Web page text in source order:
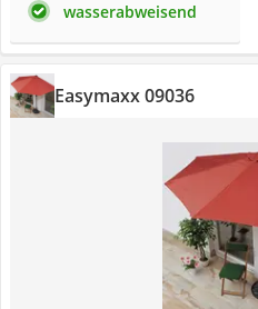
wasserabweisend
Easymaxx 09036